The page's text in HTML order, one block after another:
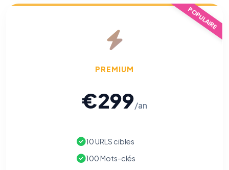
POPULAIRE
PREMIUM
€299/an
10 URLS cibles
100 Mots-clés
Cookies marketing
Meta/Facebook). Vous pouvez les refuser sans impact sur
Traceurs des courriels HORS SITE WEB
pixels 2026 / FAQ juillet 2026).Ce suivi n'est pas géré par ce
(cadre distinct du site web). Pour vous y
lien dédié en pied de chaque courriel